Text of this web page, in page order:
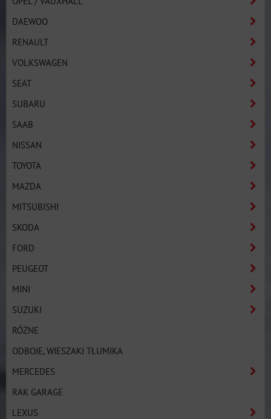
DAEWOO
RENAULT
VOLKSWAGEN
SEAT
SUBARU
SAAB
NISSAN
TOYOTA
MAZDA
MITSUBISHI
SKODA
FORD
PEUGEOT
MINI
SUZUKI
RÓŻNE
ODBOJE, WIESZAKI TŁUMIKA
MERCEDES
RAK GARAGE
LEXUS